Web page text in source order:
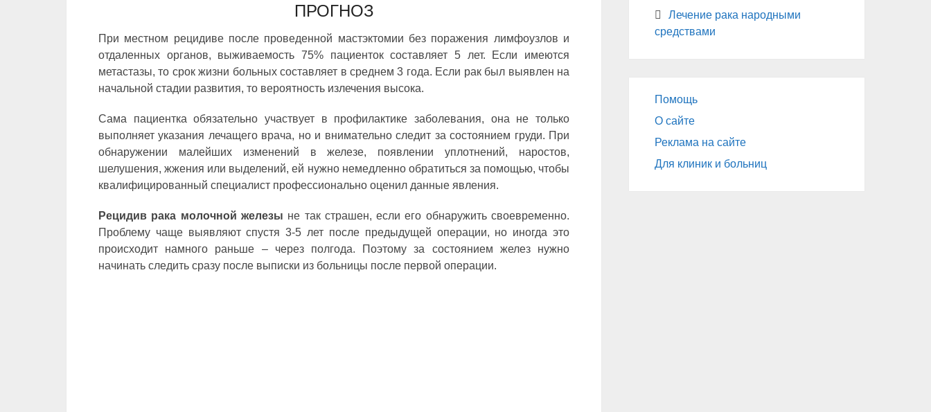
ПРОГНОЗ
При местном рецидиве после проведенной мастэктомии без поражения лимфоузлов и
отдаленных органов, выживаемость 75% пациенток составляет 5 лет. Если имеются
метастазы, то срок жизни больных составляет в среднем 3 года. Если рак был выявлен на
начальной стадии развития, то вероятность излечения высока.
Сама пациентка обязательно участвует в профилактике заболевания, она не только
выполняет указания лечащего врача, но и внимательно следит за состоянием груди. При
обнаружении малейших изменений в железе, появлении уплотнений, наростов,
шелушения, жжения или выделений, ей нужно немедленно обратиться за помощью, чтобы
квалифицированный специалист профессионально оценил данные явления.
Рецидив рака молочной железы не так страшен, если его обнаружить своевременно.
Проблему чаще выявляют спустя 3-5 лет после предыдущей операции, но иногда это
происходит намного раньше – через полгода. Поэтому за состоянием желез нужно
начинать следить сразу после выписки из больницы после первой операции.
Лечение рака народными
средствами
Помощь
О сайте
Реклама на сайте
Для клиник и больниц